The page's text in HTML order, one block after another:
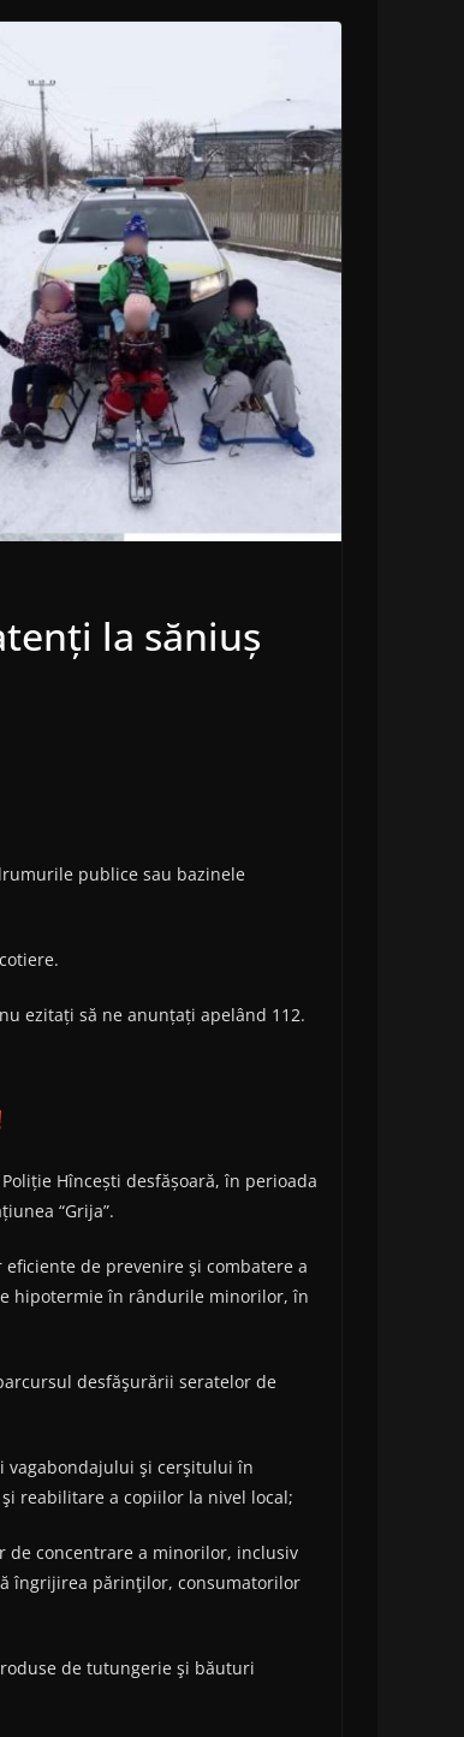
la săniuș
publice sau bazinele
ezitați să ne anunțați apelând 112.
Hîncești desfășoară, în perioada
“Grija”.
de prevenire şi combatere a
hipotermie în rândurile minorilor, în
desfăşurării seratelor de
vagabondajului şi cerşitului în
reabilitare a copiilor la nivel local;
concentrare a minorilor, inclusiv
îngrijirea părinţilor, consumatorilor
de tutungerie şi băuturi